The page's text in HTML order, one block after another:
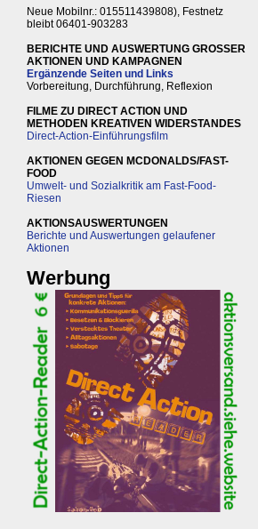
Neue Mobilnr.: 015511439808), Festnetz
bleibt 06401-903283
BERICHTE UND AUSWERTUNG GROSSER
AKTIONEN UND KAMPAGNEN
Ergänzende Seiten und Links
Vorbereitung, Durchführung, Reflexion
FILME ZU DIRECT ACTION UND
METHODEN KREATIVEN WIDERSTANDES
Direct-Action-Einführungsfilm
AKTIONEN GEGEN MCDONALDS/FAST-
FOOD
Umwelt- und Sozialkritik am Fast-Food-
Riesen
AKTIONSAUSWERTUNGEN
Berichte und Auswertungen gelaufener
Aktionen
Werbung